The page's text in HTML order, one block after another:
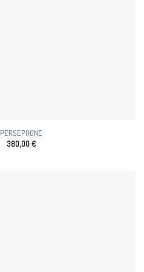
PERSEPHONE
380,00€